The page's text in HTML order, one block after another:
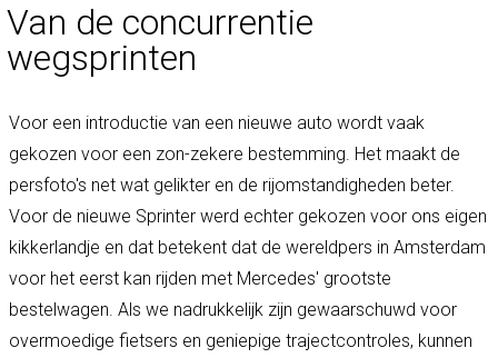
Van de concurrentie
wegsprinten
Voor een introductie van een nieuwe auto wordt vaak
gekozen voor een zon-zekere bestemming. Het maakt de
persfoto's net wat gelikter en de rijomstandigheden beter.
Voor de nieuwe Sprinter werd echter gekozen voor ons eigen
kikkerlandje en dat betekent dat de wereldpers in Amsterdam
voor het eerst kan rijden met Mercedes' grootste
bestelwagen. Als we nadrukkelijk zijn gewaarschuwd voor
overmoedige fietsers en geniepige trajectcontroles, kunnen